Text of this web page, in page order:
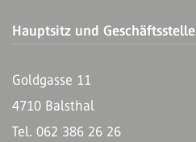
Hauptsitz und Geschäftsstelle
Goldgasse 11
4710 Balsthal
Tel. 062 386 26 26